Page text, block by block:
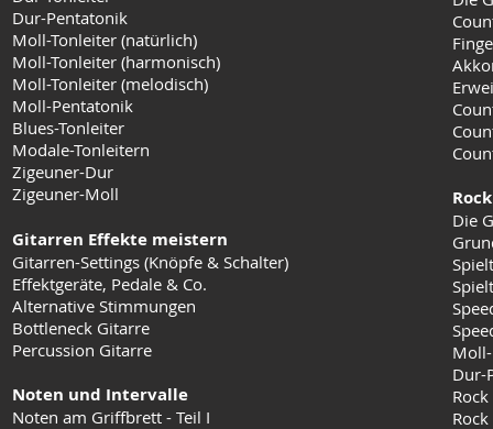
Dur-Pentatonik
Moll-Tonleiter (natürlich)
Moll-Tonleiter (harmonisch)
Moll-Tonleiter (melodisch)
Moll-Pentatonik
Blues-Tonleiter
Modale-Tonleitern
Zigeuner-Dur
Zigeuner-Moll
Gitarren Effekte meistern
Gitarren-Settings (Knöpfe & Schalter)
Effektgeräte, Pedale & Co.
Alternative Stimmungen
Bottleneck Gitarre
Percussion Gitarre
Noten und Intervalle
Noten am Griffbrett - Teil I
Die
Dur-